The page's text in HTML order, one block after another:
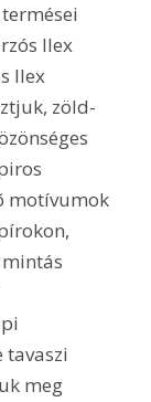
Ilex
Ilex
zöld-
motívumok
tavaszi
meg